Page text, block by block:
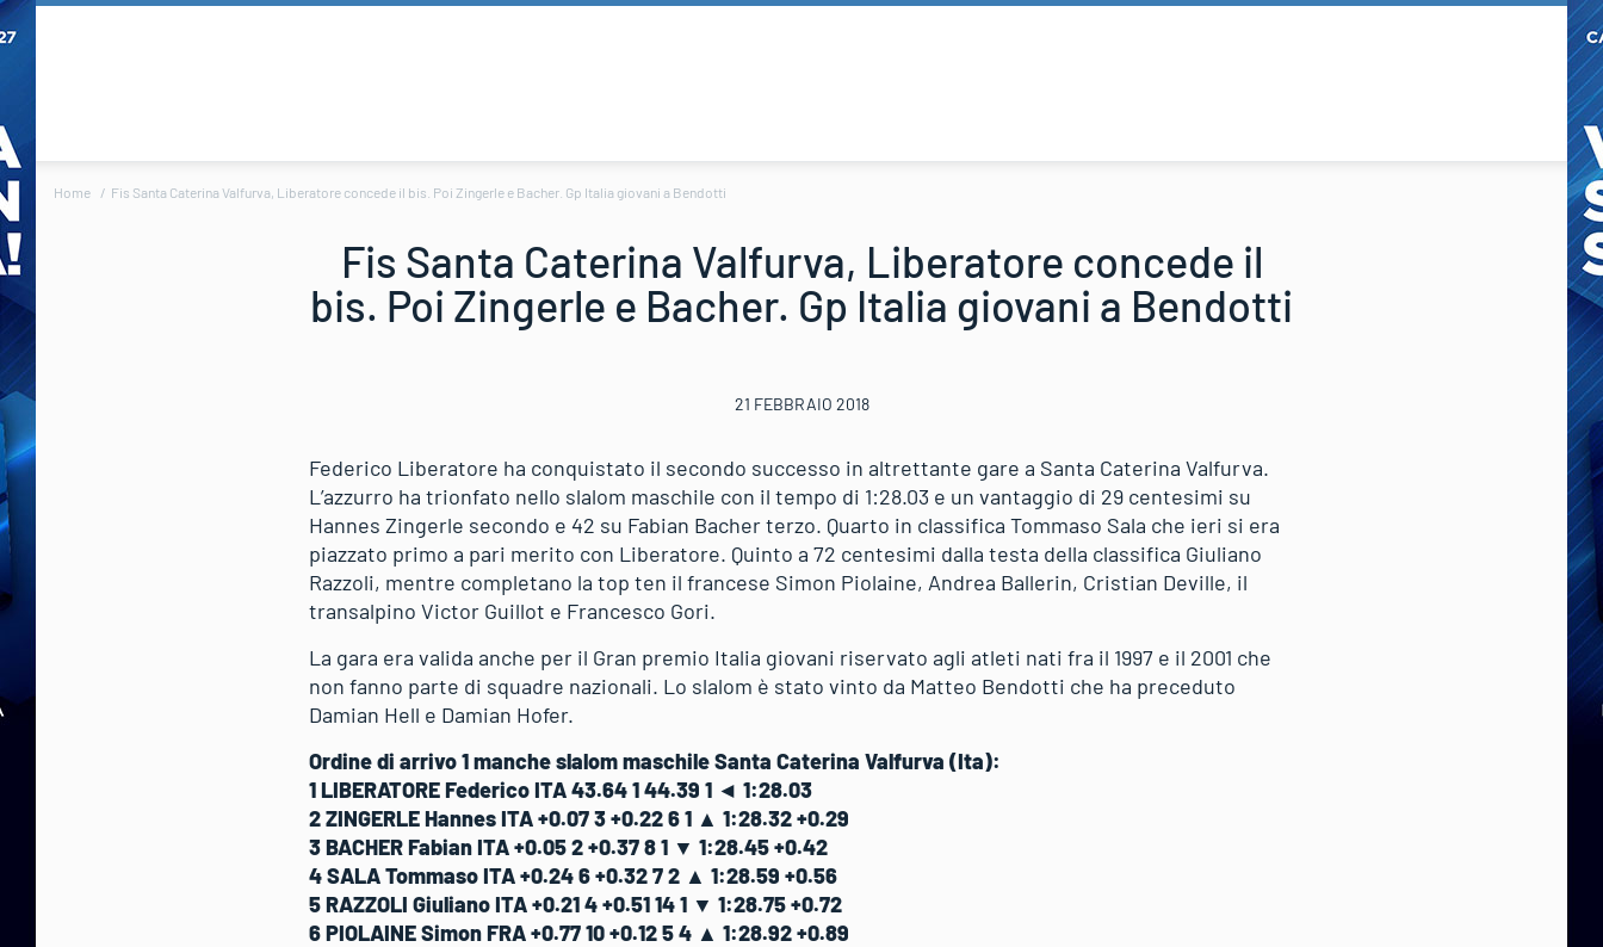
Home Fis Santa Caterina Valfurva, Liberatore concede il bis. Poi Zingerle e Bacher. Gp Italia giovani a Bendotti
Fis Santa Caterina Valfurva, Liberatore concede il
bis. Poi Zingerle e Bacher. Gp Italia giovani a Bendotti
21 FEBBRAIO 2018
Federico Liberatore ha conquistato il secondo successo in altrettante gare a Santa Caterina Valfurva.
L’azzurro ha trionfato nello slalom maschile con il tempo di 1:28.03 e un vantaggio di 29 centesimi su
Hannes Zingerle secondo e 42 su Fabian Bacher terzo. Quarto in classifica Tommaso Sala che ieri si era
piazzato primo a pari merito con Liberatore. Quinto a 72 centesimi dalla testa della classifica Giuliano
Razzoli, mentre completano la top ten il francese Simon Piolaine, Andrea Ballerin, Cristian Deville, il
transalpino Victor Guillot e Francesco Gori.
La gara era valida anche per il Gran premio Italia giovani riservato agli atleti nati fra il 1997 e il 2001 che
non fanno parte di squadre nazionali. Lo slalom è stato vinto da Matteo Bendotti che ha preceduto
Damian Hell e Damian Hofer.
Ordine di arrivo 1 manche slalom maschile Santa Caterina Valfurva (Ita):
1 LIBERATORE Federico ITA 43.64 1 44.39 1 ◄ 1:28.03
2 ZINGERLE Hannes ITA +0.07 3 +0.22 6 1 ▲ 1:28.32 +0.29
3 BACHER Fabian ITA +0.05 2 +0.37 8 1 ▼ 1:28.45 +0.42
4 SALA Tommaso ITA +0.24 6 +0.32 7 2 ▲ 1:28.59 +0.56
5 RAZZOLI Giuliano ITA +0.21 4 +0.51 14 1 ▼ 1:28.75 +0.72
6 PIOLAINE Simon FRA +0.77 10 +0.12 5 4 ▲ 1:28.92 +0.89